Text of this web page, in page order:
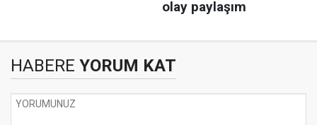
HABERE YORUM KAT